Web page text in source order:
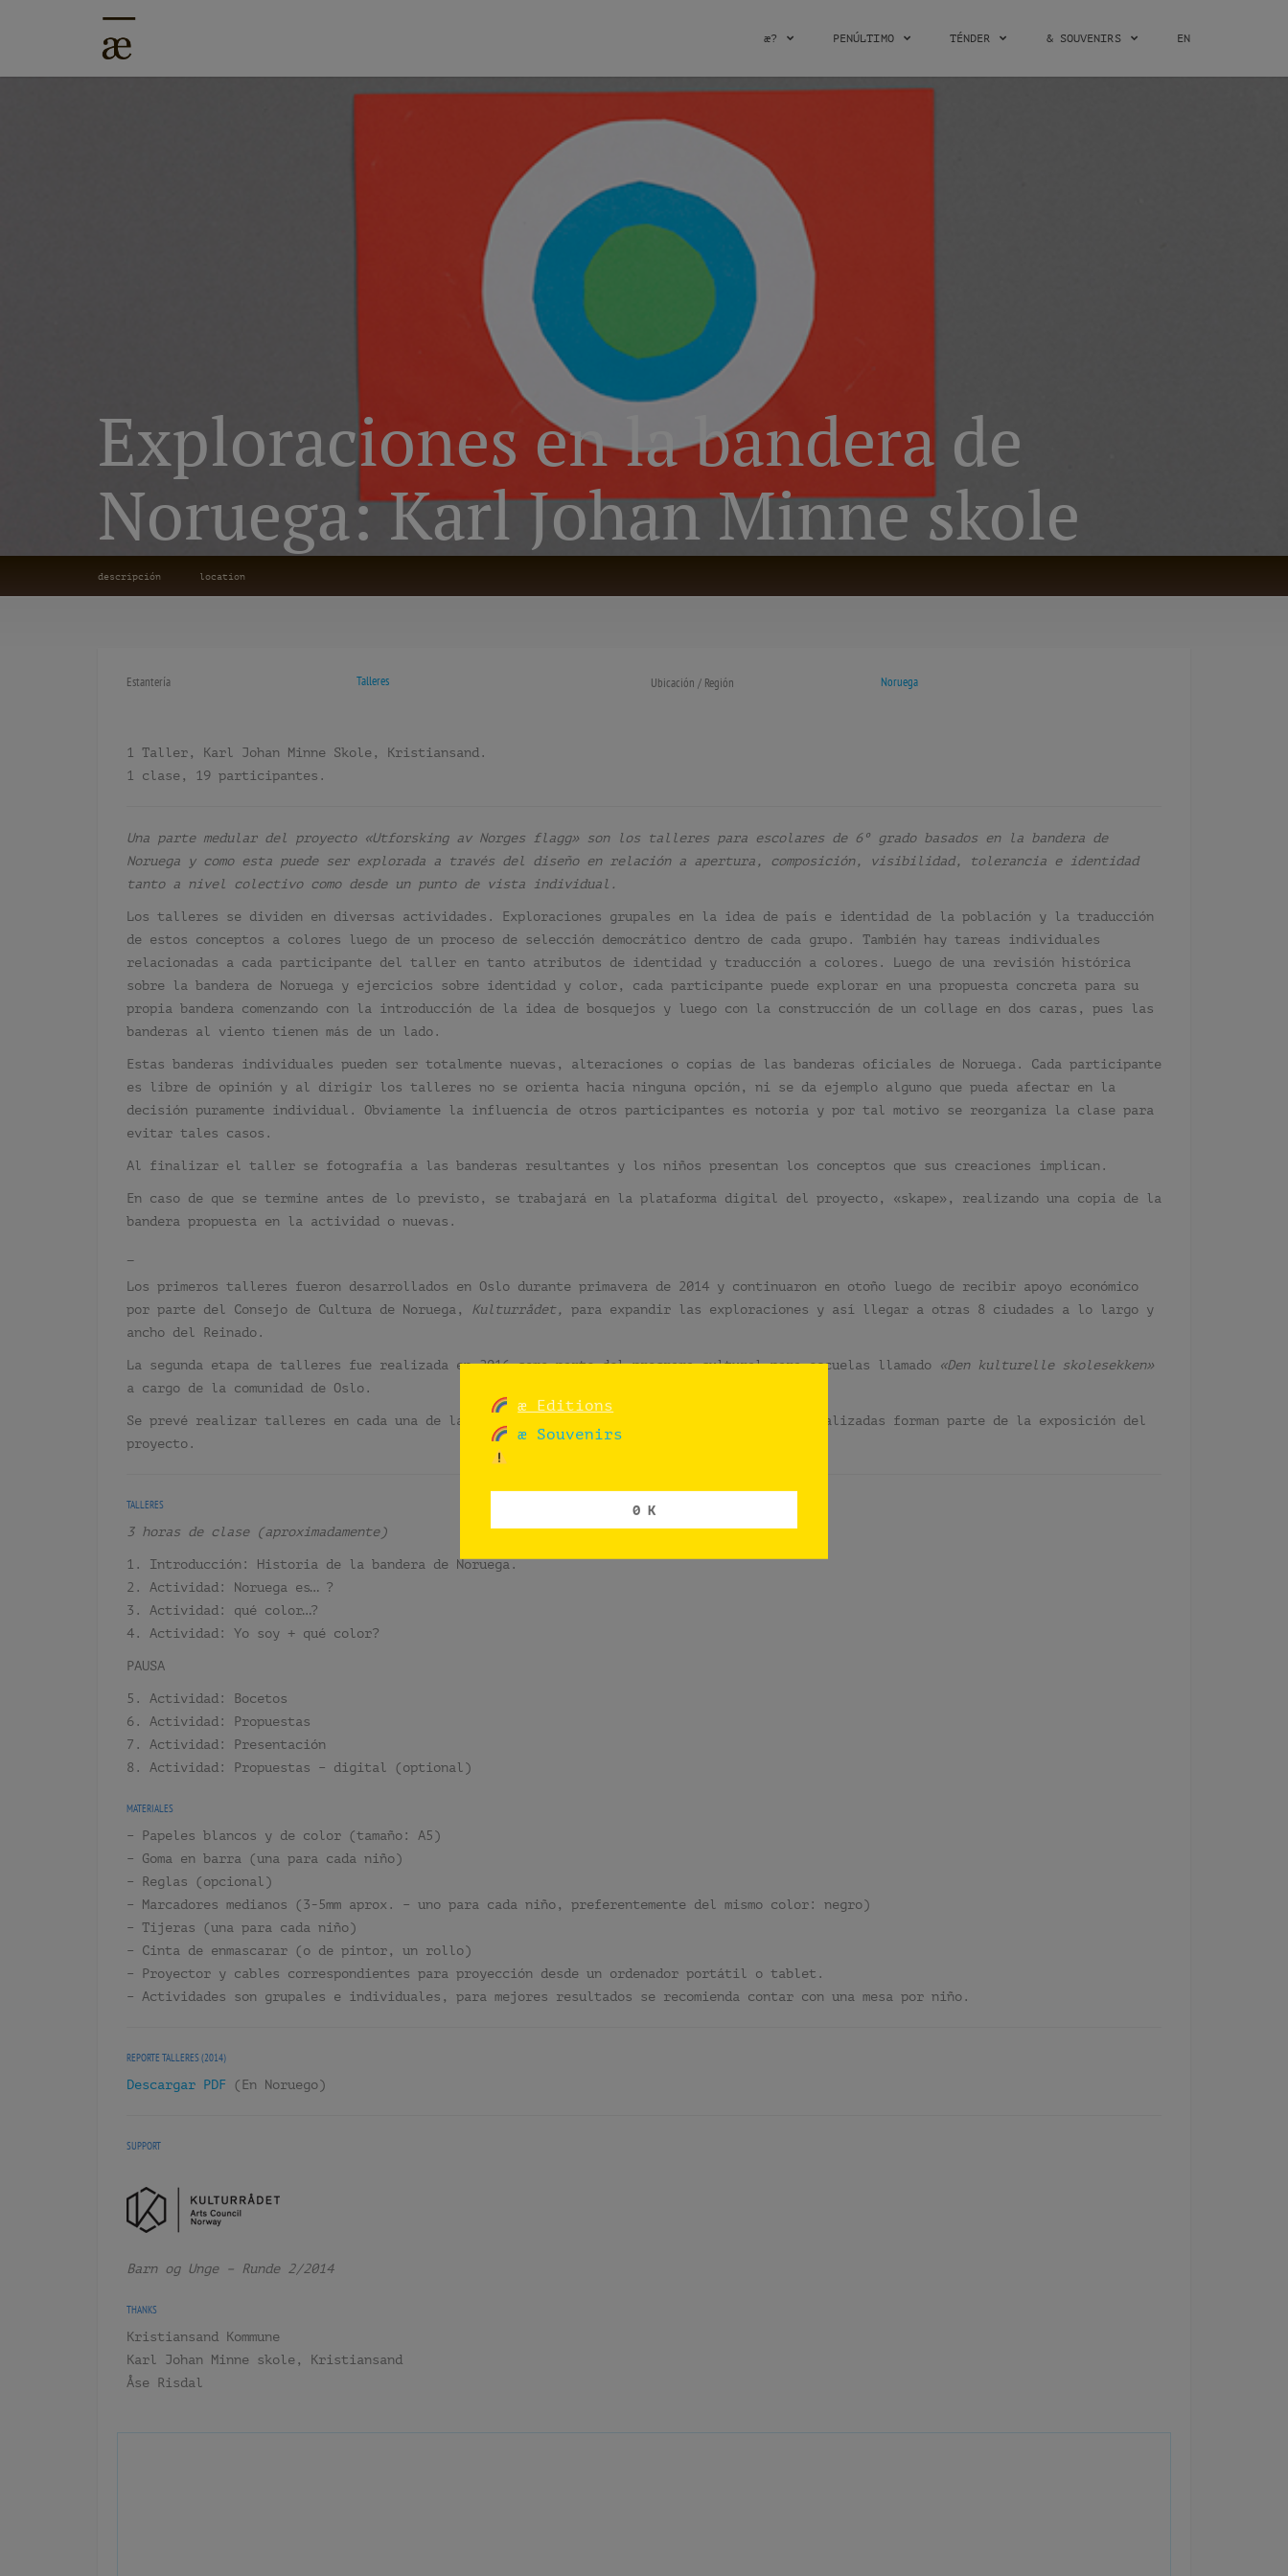
æ? PENÚLTIMO TÉNDER & SOUVENIRS EN
Exploraciones en la bandera de
Noruega: Karl Johan Minne skole
descripción location
Estantería Talleres Ubicación / Región Noruega
1 Taller, Karl Johan Minne Skole, Kristiansand.
1 clase, 19 participantes.
Una parte medular del proyecto «Utforsking av Norges flagg» son los talleres para escolares de 6º grado basados en la bandera de
Noruega y como esta puede ser explorada a través del diseño en relación a apertura, composición, visibilidad, tolerancia e identidad
tanto a nivel colectivo como desde un punto de vista individual.
Los talleres se dividen en diversas actividades. Exploraciones grupales en la idea de país e identidad de la población y la traducción
de estos conceptos a colores luego de un proceso de selección democrático dentro de cada grupo. También hay tareas individuales
relacionadas a cada participante del taller en tanto atributos de identidad y traducción a colores. Luego de una revisión histórica
sobre la bandera de Noruega y ejercicios sobre identidad y color, cada participante puede explorar en una propuesta concreta para su
propia bandera comenzando con la introducción de la idea de bosquejos y luego con la construcción de un collage en dos caras, pues las
banderas al viento tienen más de un lado.
Estas banderas individuales pueden ser totalmente nuevas, alteraciones o copias de las banderas oficiales de Noruega. Cada participante
es libre de opinión y al dirigir los talleres no se orienta hacia ninguna opción, ni se da ejemplo alguno que pueda afectar en la
decisión puramente individual. Obviamente la influencia de otros participantes es notoria y por tal motivo se reorganiza la clase para
evitar tales casos.
Al finalizar el taller se fotografía a las banderas resultantes y los niños presentan los conceptos que sus creaciones implican.
En caso de que se termine antes de lo previsto, se trabajará en la plataforma digital del proyecto, «skape», realizando una copia de la
bandera propuesta en la actividad o nuevas.
Los primeros talleres fueron desarrollados en Oslo durante primavera de 2014 y continuaron en otoño luego de recibir apoyo económico
por parte del Consejo de Cultura de Noruega, Kulturrådet, para expandir las exploraciones y así llegar a otras 8 ciudades a lo largo y
ancho del Reinado.
La segunda etapa de talleres fue realizada en 2016 como parte del programa cultural para escuelas llamado «Den kulturelle skolesekken»
a cargo de la comunidad de Oslo.
Se prevé realizar talleres en cada una de las provincias de Noruega y todas las banderas realizadas forman parte de la exposición del
proyecto.
TALLERES
3 horas de clase (aproximadamente)
1. Introducción: Historia de la bandera de Noruega.
2. Actividad: Noruega es… ?
3. Actividad: qué color…?
4. Actividad: Yo soy + qué color?
PAUSA
5. Actividad: Bocetos
6. Actividad: Propuestas
7. Actividad: Presentación
8. Actividad: Propuestas – digital (optional)
MATERIALES
– Papeles blancos y de color (tamaño: A5)
– Goma en barra (una para cada niño)
– Reglas (opcional)
– Marcadores medianos (3-5mm aprox. – uno para cada niño, preferentemente del mismo color: negro)
– Tijeras (una para cada niño)
– Cinta de enmascarar (o de pintor, un rollo)
– Proyector y cables correspondientes para proyección desde un ordenador portátil o tablet.
– Actividades son grupales e individuales, para mejores resultados se recomienda contar con una mesa por niño.
REPORTE TALLERES (2014)
Descargar PDF (En Noruego)
SUPPORT
Barn og Unge – Runde 2/2014
THANKS
Kristiansand Kommune
Karl Johan Minne skole, Kristiansand
Åse Risdal
æ Editions
æ Souvenirs
0 K